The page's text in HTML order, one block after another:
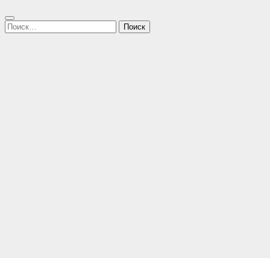
Найти: